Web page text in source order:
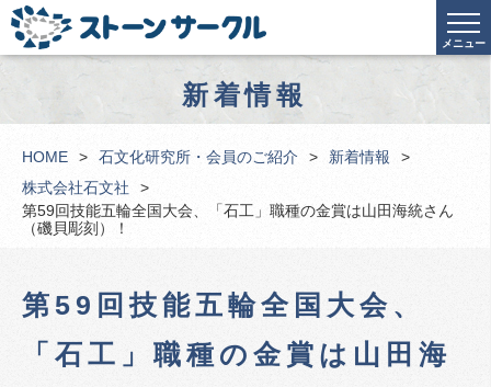
メニュー
新着情報
HOME 石文化研究所・会員のご紹介
新着情報
株式会社石文社
第59回技能五輪全国大会、「石工」職種の金賞は山田海統さん
（磯貝彫刻）！
第59回技能五輪全国大会、
「石工」職種の金賞は山田海